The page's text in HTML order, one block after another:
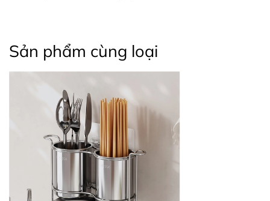
Sản phẩm cùng loại